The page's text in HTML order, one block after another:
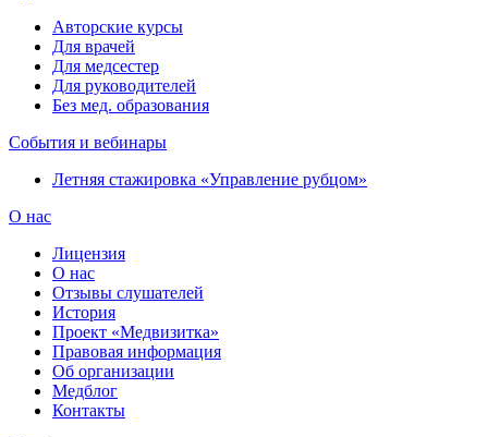
Авторские курсы
Для врачей
Для медсестер
Для руководителей
Без мед. образования
События и вебинары
Летняя стажировка «Управление рубцом»
О нас
Лицензия
О нас
Отзывы слушателей
История
Проект «Медвизитка»
Правовая информация
Об организации
Медблог
Контакты